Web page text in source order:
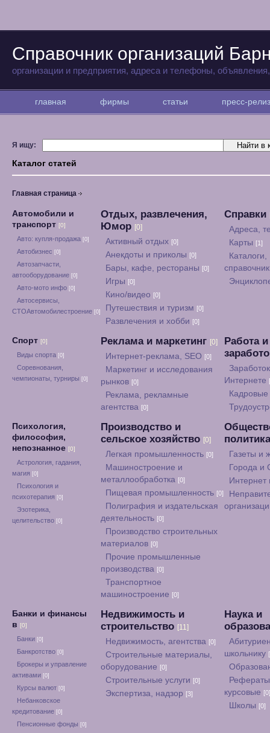
Справочник организаций
организации и предприятия, адреса и телефоны,
главная фирмы статьи пресс-
Я ищу:
Каталог статей
Главная страница
Автомобили и
транспорт [0]
Авто: купля-продажа [0]
Автобизнес [0]
Автозапчасти,
автооборудование [0]
Авто-мото инфо [0]
Автосервисы,
СТОАвтомобилестроение [0]
Отдых, развлечения,
Юмор [0]
Активный отдых [0]
Анекдоты и приколы [0]
Бары, кафе, рестораны [0]
Игры [0]
Кино/видео [0]
Путешествия и туризм [0]
Развлечения и хобби [0]
Справки
Адреса,
Карты [1]
Каталоги,
Спорт [0]
Виды спорта [0]
Соревнования,
чемпионаты, турниры [0]
Реклама и маркетинг [0]
Интернет-реклама, SEO [0]
Маркетинг и исследования
рынков [0]
Реклама, рекламные
агентства [0]
Работа и
Интернете
Кадровые
Психология,
философия,
непознанное [0]
Астрология, гадания,
магия [0]
Психология и
психотерапия [0]
Эзотерика,
целительство [0]
Производство и
сельское хозяйство [0]
Легкая промышленность [0]
Машиностроение и
металлообработка [0]
Пищевая промышленность [0]
Полиграфия и издательская
деятельность [0]
Производство строительных
материалов [0]
Прочие промышленные
производства [0]
Транспортное
машиностроение [0]
Газеты и
Города и
Банки и финансы
в [0]
Банки [0]
Банкротство [0]
Брокеры и управление
активами [0]
Курсы валют [0]
Небанковское
кредитование [0]
Пенсионные фонды [0]
Недвижимость и
строительство [11]
Недвижимость, агентства [0]
Строительные материалы,
оборудование [0]
Строительные услуги [0]
Экспертиза, надзор [3]
Наука и
школьнику
курсовые [0]
Школы [0]